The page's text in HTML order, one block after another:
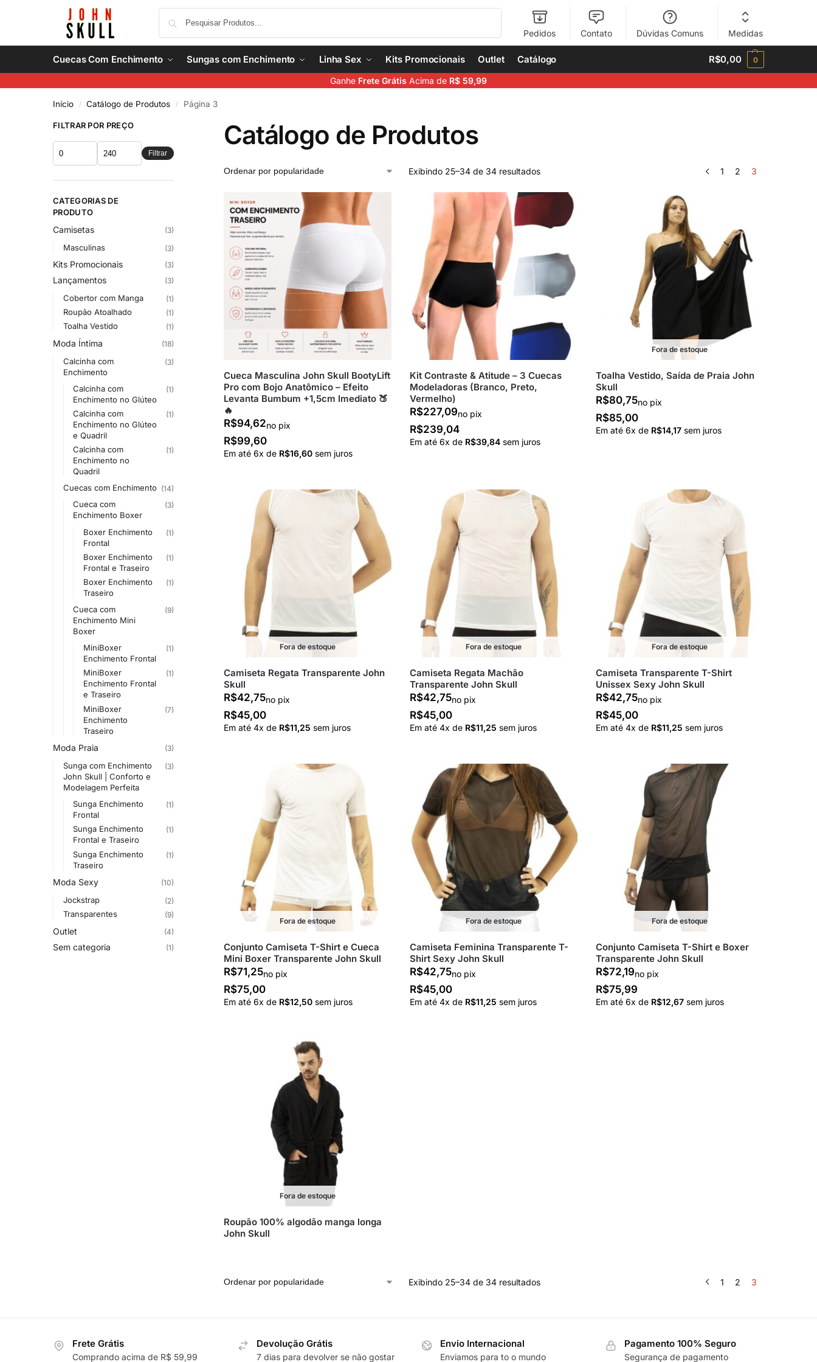
Pedidos Contato Dúvidas Comuns Medidas
Cuecas Com Enchimento Sungas com Enchimento Linha Sex Kits Promocionais Outlet Catálogo R$0,00 0
Ganhe Frete Grátis Acima de R$ 59,99
Início / Catálogo de Produtos / Página 3
Catálogo de Produtos
Exibindo 25–34 de 34 resultados 1 2 3
Cueca Masculina John Skull BootyLift
Pro com Bojo Anatômico – Efeito
Levanta Bumbum +1,5cm Imediato 🍑
🔥
R$94,62no pix
R$99,60
Em até 6x de R$16,60sem juros
Kit Contraste & Atitude – 3 Cuecas
Modeladoras (Branco, Preto,
Vermelho)
R$227,09no pix
R$239,04
Em até 6x de R$39,84sem juros
Fora de estoque
Toalha Vestido, Saída de Praia John
Skull
R$80,75no pix
R$85,00
Em até6x de R$14,17 sem juros
Fora de estoque
Camiseta Regata Transparente John
Skull
R$42,75no pix
R$45,00
Em até 4x de R$11,25 sem juros
Fora de estoque
Camiseta Regata Machão
Transparente John Skull
R$42,75no pix
R$45,00
Em até 4x de R$11,25 sem juros
Fora de estoque
Camiseta Transparente T-Shirt
Unissex Sexy John Skull
R$42,75no pix
R$45,00
Em até4x de R$11,25 sem juros
Fora de estoque
Conjunto Camiseta T-Shirt e Cueca
Mini Boxer Transparente John Skull
R$71,25no pix
R$75,00
Em até 6x de R$12,50sem juros
Fora de estoque
Camiseta Feminina Transparente T-
Shirt Sexy John Skull
R$42,75no pix
R$45,00
Em até 4x de R$11,25 sem juros
Fora de estoque
Conjunto Camiseta T-Shirt e Boxer
Transparente John Skull
R$72,19no pix
R$75,99
Em até6x de R$12,67 sem juros
Fora de estoque
Roupão 100% algodão manga longa
John Skull
Exibindo 25–34 de 34 resultados 1 2 3
FILTRAR POR PREÇO
Filtrar
CATEGORIAS DE
PRODUTO
Camisetas (3)
Masculinas (3)
Kits Promocionais (3)
Lançamentos (3)
Cobertor com Manga (1)
Roupão Atoalhado (1)
Toalha Vestido (1)
Moda Íntima (18)
Calcinha com
Enchimento
(3)
Calcinha com
Enchimento no Glúteo
(1)
Calcinha com
Enchimento no Glúteo
e Quadril
(1)
Calcinha com
Enchimento no
Quadril
(1)
Cuecas com Enchimento (14)
Cueca com
Enchimento Boxer
(3)
Boxer Enchimento
Frontal
(1)
Boxer Enchimento
Frontal e Traseiro
(1)
Boxer Enchimento
Traseiro
(1)
Cueca com
Enchimento Mini
Boxer
(9)
MiniBoxer
Enchimento Frontal
(1)
MiniBoxer
Enchimento Frontal
e Traseiro
(1)
MiniBoxer
Enchimento
Traseiro
(7)
Moda Praia (3)
Sunga com Enchimento
John Skull | Conforto e
Modelagem Perfeita
(3)
Sunga Enchimento
Frontal
(1)
Sunga Enchimento
Frontal e Traseiro
(1)
Sunga Enchimento
Traseiro
(1)
Moda Sexy (10)
Jockstrap (2)
Transparentes (9)
Outlet (4)
Sem categoria (1)
Frete Grátis
Comprando acima de R$ 59,99
Devolução Grátis
7 dias para devolver se não gostar
Envio Internacional
Enviamos para to o mundo
Pagamento 100% Seguro
Segurança de pagamento